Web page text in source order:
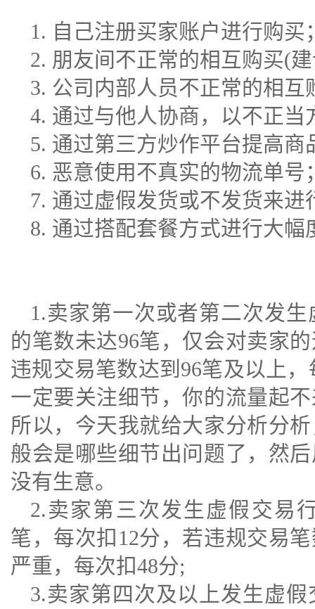
1. 自己注册买家账户进行购买
2. 朋友间不正常的相互购买(
3. 公司内部人员不正常的相
4. 通过与他人协商，以不正当
5. 通过第三方炒作平台提高商
6. 恶意使用不真实的物流单号
7. 通过虚假发货或不发货来
8. 通过搭配套餐方式进行大
1.卖家第一次或者第二次发
的笔数未达96笔，仅会对卖家
违规交易笔数达到96笔及以上
一定要关注细节，你的流量起
所以，今天我就给大家分析分
般会是哪些细节出问题了，然
没有生意。
2.卖家第三次发生虚假交易
笔，每次扣12分，若违规交易
严重，每次扣48分;
3.卖家第四次及以上发生虚